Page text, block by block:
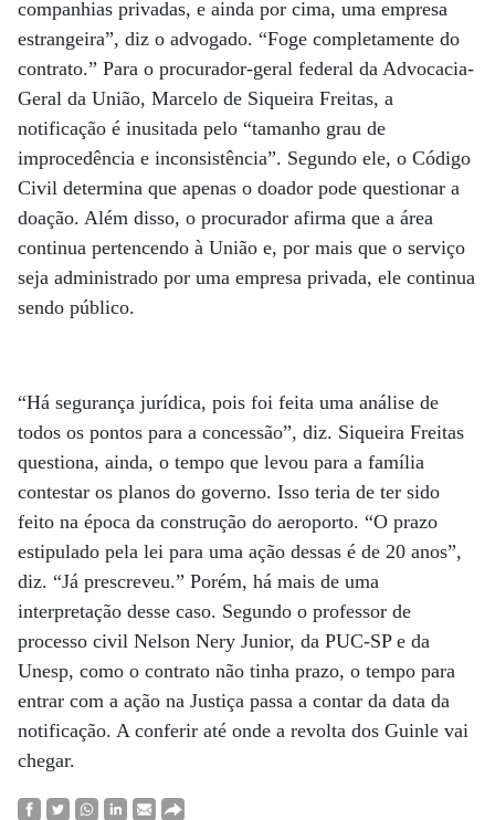
companhias privadas, e ainda por cima, uma empresa
estrangeira”, diz o advogado. “Foge completamente do
contrato.” Para o procurador-geral federal da Advocacia-
Geral da União, Marcelo de Siqueira Freitas, a
notificação é inusitada pelo “tamanho grau de
improcedência e inconsistência”. Segundo ele, o Código
Civil determina que apenas o doador pode questionar a
doação. Além disso, o procurador afirma que a área
continua pertencendo à União e, por mais que o serviço
seja administrado por uma empresa privada, ele continua
sendo público.
“Há segurança jurídica, pois foi feita uma análise de
todos os pontos para a concessão”, diz. Siqueira Freitas
questiona, ainda, o tempo que levou para a família
contestar os planos do governo. Isso teria de ter sido
feito na época da construção do aeroporto. “O prazo
estipulado pela lei para uma ação dessas é de 20 anos”,
diz. “Já prescreveu.” Porém, há mais de uma
interpretação desse caso. Segundo o professor de
processo civil Nelson Nery Junior, da PUC-SP e da
Unesp, como o contrato não tinha prazo, o tempo para
entrar com a ação na Justiça passa a contar da data da
notificação. A conferir até onde a revolta dos Guinle vai
chegar.